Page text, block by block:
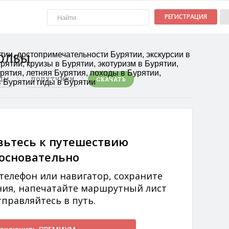
РЕГИСТРАЦИЯ
достопримечательности Бурятии, экскурсии в
круизы в Бурятии, экотуризм в Бурятии,
летняя Бурятия, походы в Бурятии,
Бурятии гиды в Бурятии
ПОПУТЧИКИ СКАЧАТЬ
к путешествию
или навигатор, сохраните
напечатайте маршрутный лист
в путь.